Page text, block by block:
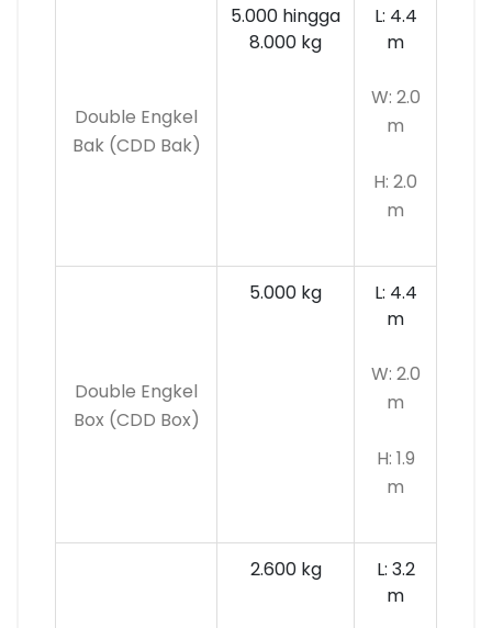
Double Engkel
Bak (CDD Bak)
5.000 hingga
8.000 kg
L: 4.4
m
W: 2.0
m
H: 2.0
m
Double Engkel
Box (CDD Box)
5.000 kg
L: 4.4
m
W: 2.0
m
H: 1.9
m
2.600 kg
L: 3.2
m